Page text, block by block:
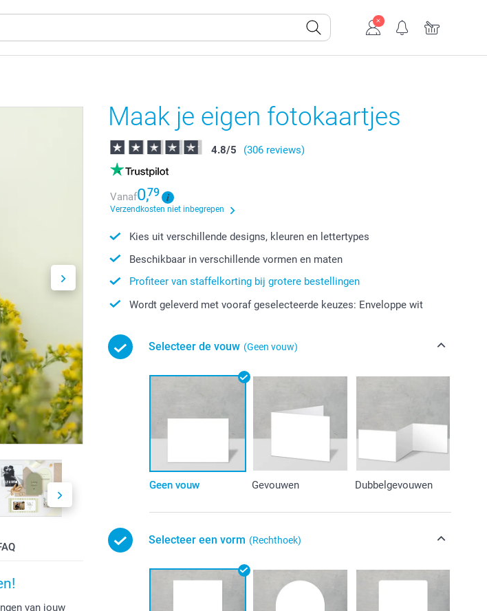
van jouw
Maak je eigen fotokaartjes
4.8/5 (306 reviews)
Vanaf0,79
Verzendkosten niet inbegrepen
Kies uit verschillende designs, kleuren en lettertypes
Beschikbaar in verschillende vormen en maten
Profiteer van staffelkorting bij grotere bestellingen
Wordt geleverd met vooraf geselecteerde keuzes: Enveloppe wit
Selecteer de vouw (Geen vouw)
Geen vouw Gevouwen Dubbelgevouwen
Selecteer een vorm (Rechthoek)